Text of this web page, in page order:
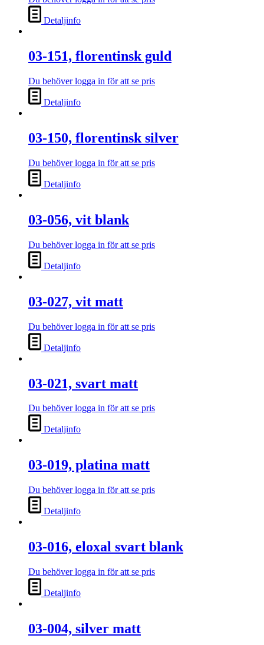
Detaljinfo
03-151, florentinsk guld
Du behöver logga in för att se pris
Detaljinfo
03-150, florentinsk silver
Du behöver logga in för att se pris
Detaljinfo
03-056, vit blank
Du behöver logga in för att se pris
Detaljinfo
03-027, vit matt
Du behöver logga in för att se pris
Detaljinfo
03-021, svart matt
Du behöver logga in för att se pris
Detaljinfo
03-019, platina matt
Du behöver logga in för att se pris
Detaljinfo
03-016, eloxal svart blank
Du behöver logga in för att se pris
Detaljinfo
03-004, silver matt